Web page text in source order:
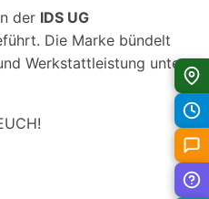
der IDS UG
Die Marke bündelt
Werkstattleistung unter